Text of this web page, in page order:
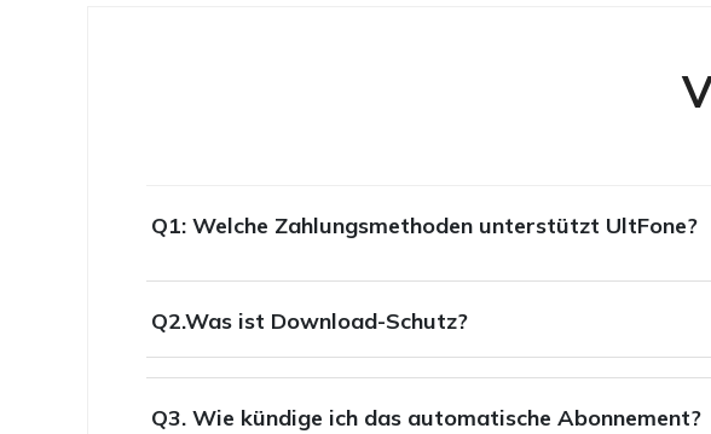
Q1: Welche Zahlungsmethoden unterstützt UltFone?
Q2.Was ist Download-Schutz?
Q3. Wie kündige ich das automatische Abonnement?